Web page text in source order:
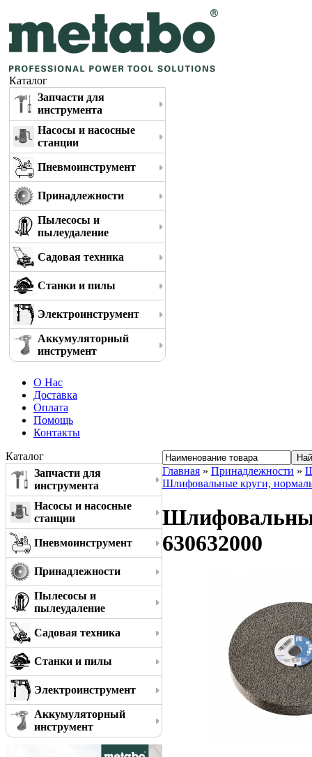
Каталог
Запчасти для
инструмента
Насосы и насосные
станции
Пневмоинструмент
Принадлежности
Пылесосы и
пылеудаление
Садовая техника
Станки и пилы
Электроинструмент
Аккумуляторный
инструмент
О Нас
Доставка
Оплата
Помощь
Контакты
Каталог
Запчасти для
инструмента
Насосы и насосные
станции
Пневмоинструмент
Принадлежности
Пылесосы и
пылеудаление
Садовая техника
Станки и пилы
Электроинструмент
Аккумуляторный
инструмент
Главная » Принадлежности »
Шлифовальные круги,
630632000